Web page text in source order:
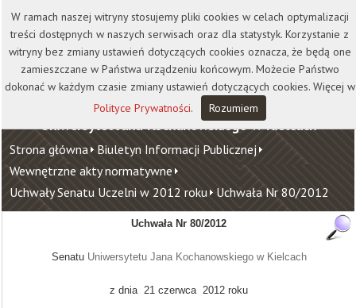
Kontakt Biblioteka
Wydawnictwo
Wirtualna Uczelnia
Uniwersytet Jana Kochanowskiego w Kielcach
Strona główna Biuletyn Informacji Publicznej
Wewnętrzne akty normatywne
Uchwały Senatu Uczelni w 2012 roku Uchwała Nr 80/2012
Uchwała Nr 80/2012
Senatu Uniwersytetu Jana Kochanowskiego w Kielcach
z dnia 21 czerwca 2012 roku
W ramach naszej witryny stosujemy pliki cookies w celach optymalizacji
treści dostępnych w naszych serwisach oraz dla statystyk. Korzystanie z
witryny bez zmiany ustawień dotyczących cookies oznacza, że będą one
zamieszczane w Państwa urządzeniu końcowym. Możecie Państwo
dokonać w każdym czasie zmiany ustawień dotyczących cookies. Więcej w
Polityce Prywatności. Rozumiem